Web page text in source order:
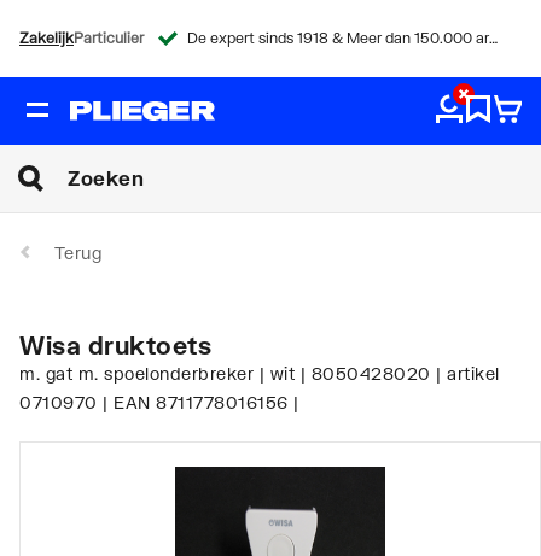
ZakelijkParticulier De expert sinds 1918 & Meer dan 150.000 artikelen
Terug
Wisa druktoets
m. gat m. spoelonderbreker | wit | 8050428020 | artikel
0710970 | EAN 8711778016156 |